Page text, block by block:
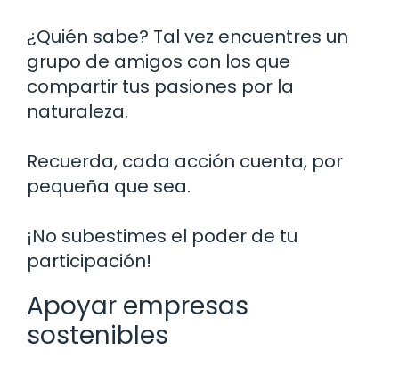
¿Quién sabe? Tal vez encuentres un
grupo de amigos con los que
compartir tus pasiones por la
naturaleza.
Recuerda, cada acción cuenta, por
pequeña que sea.
¡No subestimes el poder de tu
participación!
Apoyar empresas
sostenibles